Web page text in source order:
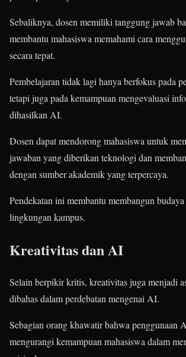
Sebaliknya, dosen memiliki tanggung jawab
membantu mahasiswa memahami cara
secara tepat.
Pembelajaran tidak lagi hanya berfokus pada
tetapi juga pada kemampuan mengevaluasi
dihasilkan AI.
Dosen dapat mendorong mahasiswa untuk
jawaban yang diberikan teknologi dan
dengan sumber akademik yang terpercaya.
Pendekatan ini membantu membangun
lingkungan kampus.
Kreativitas dan AI
Selain berpikir kritis, kreativitas juga menjadi
dibahas dalam perdebatan mengenai AI.
Sebagian orang khawatir bahwa penggunaan
mengurangi kemampuan mahasiswa dalam